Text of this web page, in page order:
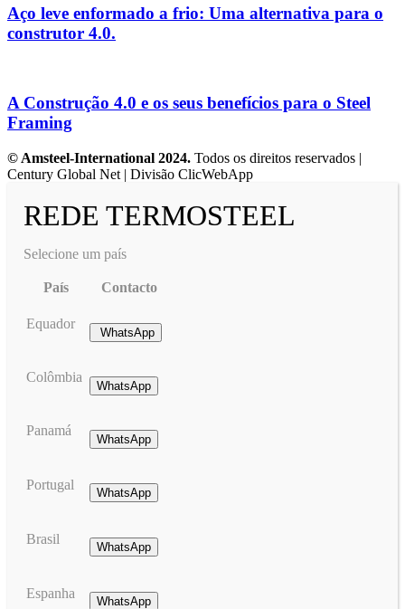
Aço leve enformado a frio: Uma alternativa para o
construtor 4.0.​
A Construção 4.0 e os seus benefícios para o Steel
Framing
© Amsteel-International 2024. Todos os direitos reservados |
Century Global Net | Divisão ClicWebApp
REDE TERMOSTEEL
Selecione um país
País Contacto
Equador
WhatsApp
Colômbia
WhatsApp
Panamá
WhatsApp
Portugal
WhatsApp
Brasil
WhatsApp
Espanha
WhatsApp